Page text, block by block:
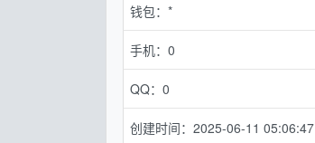
钱包：*
手机：0
QQ：0
创建时间：2025-06-11 05:06:47